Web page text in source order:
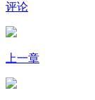
评论
上一章